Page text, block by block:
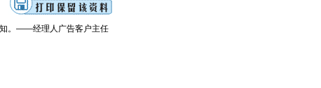
知。——经理人广告客户主任